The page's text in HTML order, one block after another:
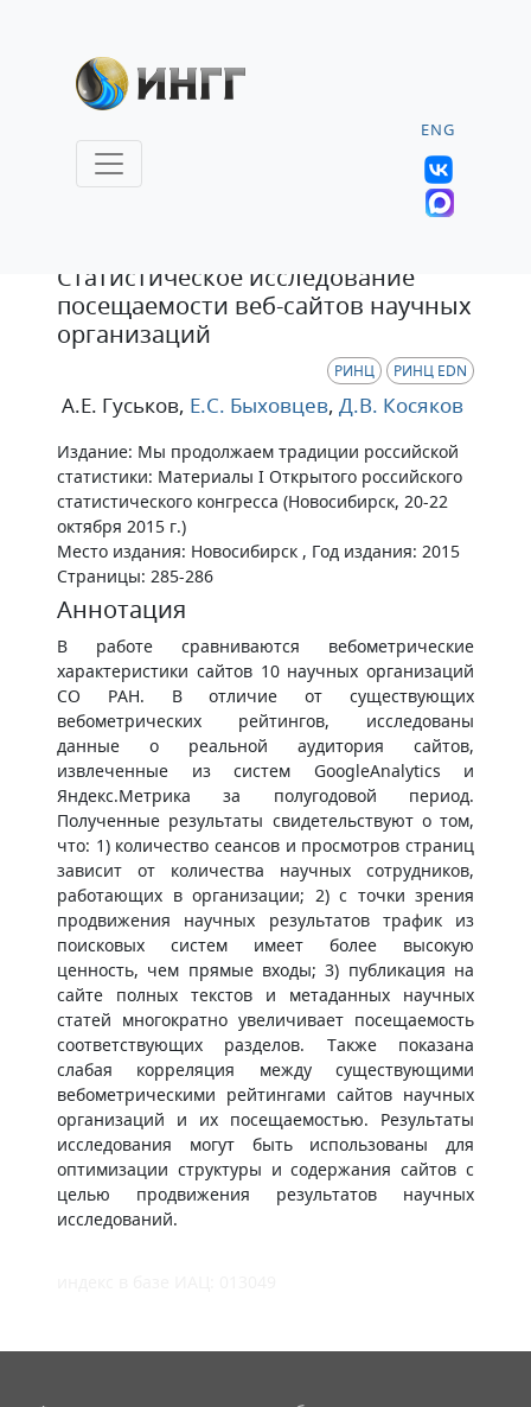
ENG
Статистическое исследование
посещаемости веб-сайтов научных
организаций
РИНЦ РИНЦ EDN
А.Е. Гуськов, Е.С. Быховцев, Д.В. Косяков
Издание: Мы продолжаем традиции российской
статистики: Материалы I Открытого российского
статистического конгресса (Новосибирск, 20-22
октября 2015 г.)
Место издания: Новосибирск , Год издания: 2015
Страницы: 285-286
Аннотация
В работе сравниваются вебометрические
характеристики сайтов 10 научных организаций
СО РАН. В отличие от существующих
вебометрических рейтингов, исследованы
данные о реальной аудитория сайтов,
извлеченные из систем GoogleAnalytics и
Яндекс.Метрика за полугодовой период.
Полученные результаты свидетельствуют о том,
что: 1) количество сеансов и просмотров страниц
зависит от количества научных сотрудников,
работающих в организации; 2) с точки зрения
продвижения научных результатов трафик из
поисковых систем имеет более высокую
ценность, чем прямые входы; 3) публикация на
сайте полных текстов и метаданных научных
статей многократно увеличивает посещаемость
соответствующих разделов. Также показана
слабая корреляция между существующими
вебометрическими рейтингами сайтов научных
организаций и их посещаемостью. Результаты
исследования могут быть использованы для
оптимизации структуры и содержания сайтов с
целью продвижения результатов научных
исследований.